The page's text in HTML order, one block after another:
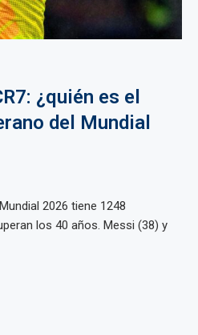
¿quién es el
del Mundial
2026 tiene 1248
los 40 años. Messi (38) y